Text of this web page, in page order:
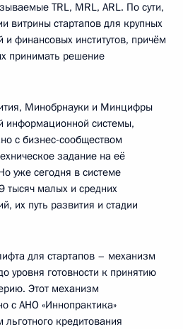
TRL, MRL, ARL. По сути,
витрины стартапов для крупных
финансовых институтов, причём
принимать решение
Минобрнауки и Минцифры
информационной системы,
с бизнес-сообществом
задание на её
уже сегодня в системе
тысяч малых и средних
их путь развития и стадии
для стартапов – механизм
уровня готовности к принятию
Этот механизм
с АНО «Иннопрактика»
кредитования